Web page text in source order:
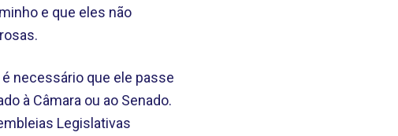
e que eles não
necessário que ele passe
à Câmara ou ao Senado.
Legislativas